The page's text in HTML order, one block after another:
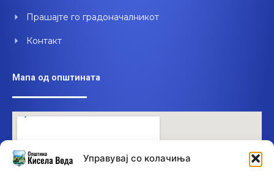
Управувај со колачиња
Прашајте го градоначалникот
Контакт
Мапа од општината